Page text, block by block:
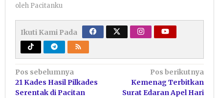
oleh Pacitanku
Ikuti Kami Pada
Navigasi
pos
Pos sebelumnya
21 Kades Hasil Pilkades
Serentak di Pacitan
Pos berikutnya
Kemenag Terbitkan
Surat Edaran Apel Hari